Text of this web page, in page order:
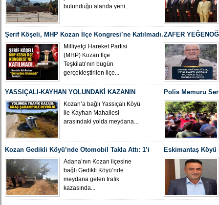
bulunduğu alanda yeni...
Şerif Köşeli, MHP Kozan İlçe Kongresi’ne Katılmadı.
Milliyetçi Hareket Partisi
(MHP) Kozan İlçe
Teşkilatı’nın bugün
gerçekleştirilen ilçe...
ZAFER
İLÇE BAŞKANI
YASSIÇALI-KAYHAN YOLUNDAKİ KAZANIN
KAMERA GÖRÜNTÜLERİ ORTAYA ÇIKTI
Kozan’a bağlı Yassıçalı Köyü
ile Kayhan Mahallesi
arasındaki yolda meydana...
Polis Memuru
Uğurlandı
Kozan Gedikli Köyü’nde Otomobil Takla Attı: 1’i
Bebek 6 Kişi YaralandıAdana’nın Kozan ilçesine
bağlı Gedikli Köyü’nde
meydana gelen trafik
kazasında...
Eskimantaş Köyü
gördüğü